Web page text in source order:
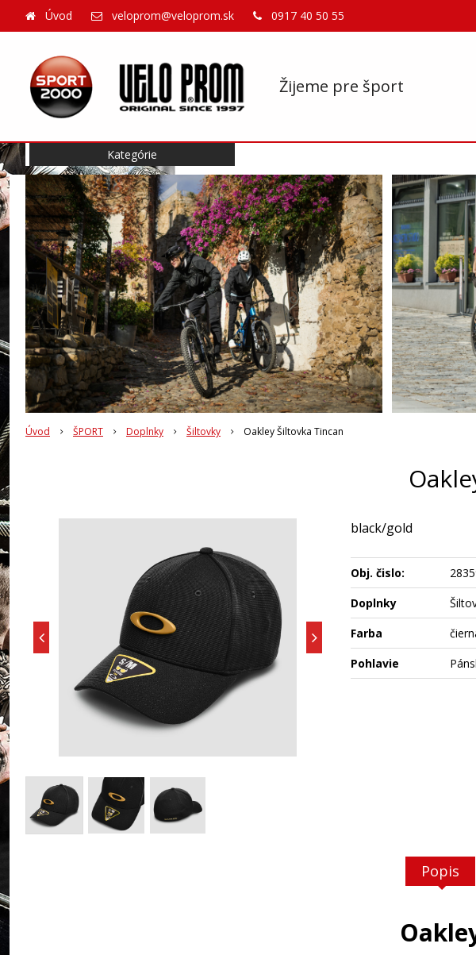
Žijeme pre šport
Úvod veloprom@veloprom.sk 0917 40 50 55
Úvod ŠPORT Doplnky Šiltovky Oakley Šiltovka Tincan
black/gold
Obj. čislo:
Doplnky
Farba
Pohlavie
Popis
Kategórie